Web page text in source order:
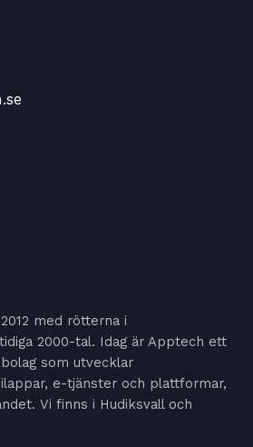
med rötterna i
2000-tal. Idag är Apptech ett
som utvecklar
e-tjänster och plattformar,
Vi finns i Hudiksvall och